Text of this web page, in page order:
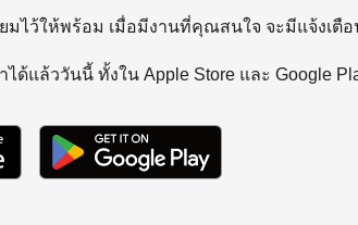
มไว้ให้พร้อม เมื่อมีงานที่คุณสนใจ จะมีแจ้งเ
ได้แล้ววันนี้ ทั้งใน Apple Store และ Google